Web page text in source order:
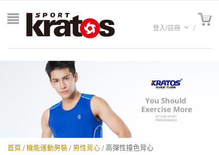
名
登入/註冊
首頁 /機能運動男裝 / 男性背心 / 高彈性撞色背心